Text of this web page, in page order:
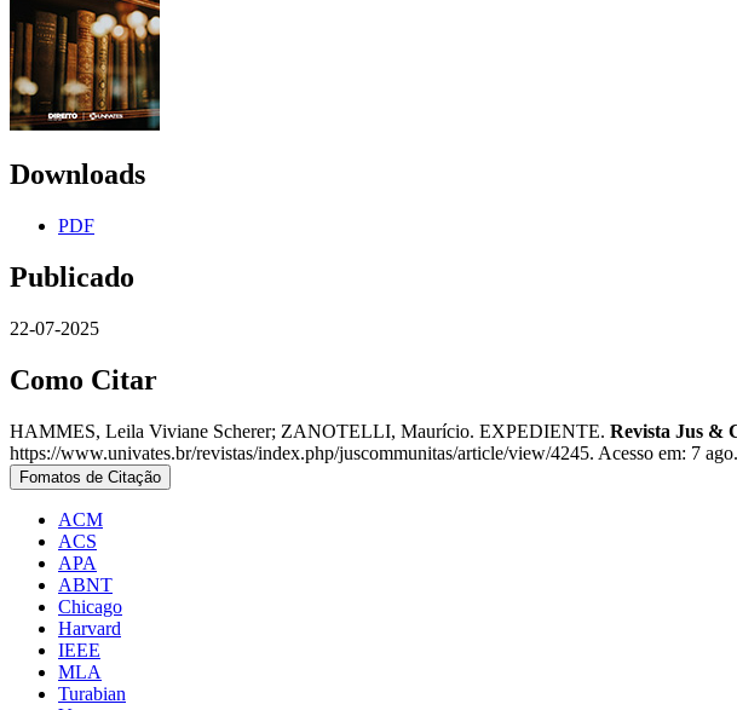
Downloads
PDF
Publicado
22-07-2025
Como Citar
HAMMES, Leila Viviane Scherer; ZANOTELLI, Maurício. EXPEDIENTE. Revista Jus &
https://www.univates.br/revistas/index.php/juscommunitas/article/view/4245. Acesso em: 7
Fomatos de Citação
ACM
ACS
APA
ABNT
Chicago
Harvard
IEEE
MLA
Turabian